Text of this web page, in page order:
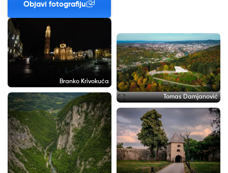
Objavi fotografiju
Branko Krivokuća
Tomas Damjanović